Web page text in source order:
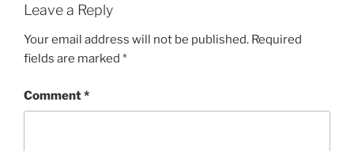
Leave a Reply
Your email address will not be published. Required
fields are marked *
Comment*